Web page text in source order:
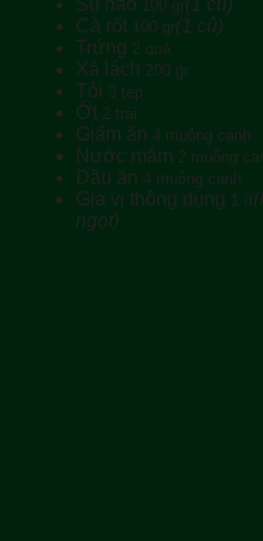
Su hào 100 gr(1 củ)
Cà rốt 100 gr(1 củ)
Trứng 2 quả
Xà lách 200 gr
Tỏi 3 tép
Ớt 2 trái
Giấm ăn 4 muỗng canh
Nước mắm 2 muỗng
Dầu ăn 4 muỗng canh
Gia vị thông dụng 1 ít
ngọt)